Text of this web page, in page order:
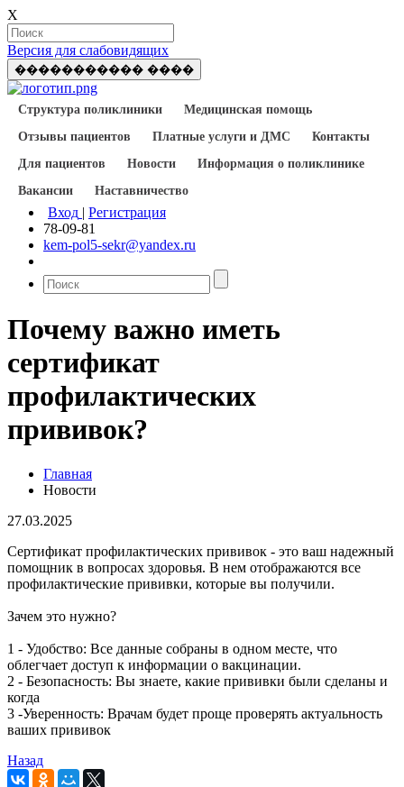
X
Версия для слабовидящих
����������� ����
Структура поликлиники
Медицинская помощь
Отзывы пациентов
Платные услуги и ДМС
Контакты
Для пациентов
Новости
Информация о поликлинике
Вакансии
Наставничество
Вход | Регистрация
78-09-81
kem-pol5-sekr@yandex.ru
Почему важно иметь
сертификат
профилактических
прививок?
Главная
Новости
27.03.2025
Сертификат профилактических прививок - это ваш надежный
помощник в вопросах здоровья. В нем отображаются все
профилактические прививки, которые вы получили.
Зачем это нужно?
1 - Удобство: Все данные собраны в одном месте, что
облегчает доступ к информации о вакцинации.
2 - Безопасность: Вы знаете, какие прививки были сделаны и
когда
3 -Уверенность: Врачам будет проще проверять актуальность
ваших прививок
Назад